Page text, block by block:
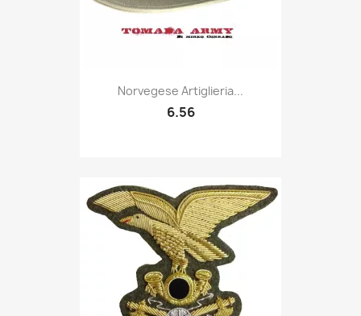
Quick view
Norvegese Artiglieria...
6.56